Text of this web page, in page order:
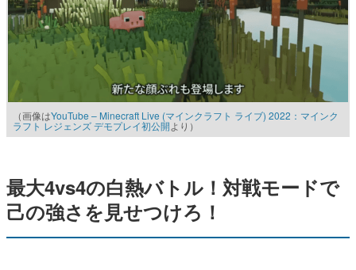
（画像はYouTube – Minecraft Live (マインクラフト ライブ) 2022：マインク
ラフト レジェンズ デモプレイ初公開より）
最大4vs4の白熱バトル！対戦モードで
己の強さを見せつけろ！